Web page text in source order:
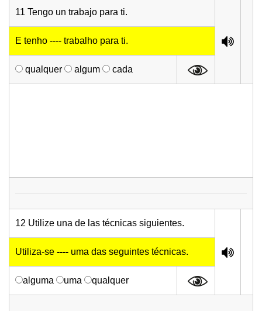
11 Tengo un trabajo para ti.
E tenho ---- trabalho para ti.
qualquer algum cada
12 Utilize una de las técnicas siguientes.
Utiliza-se ---- uma das seguintes técnicas.
alguma uma qualquer